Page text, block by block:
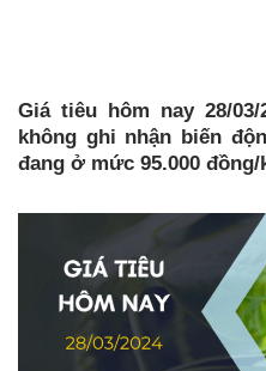
Giá tiêu hôm nay 28/
không ghi nhận biến
đang ở mức 95.000 đồng/